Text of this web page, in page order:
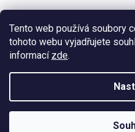
Tento web používá soubory
tohoto webu vyjadřujete
informací zde.